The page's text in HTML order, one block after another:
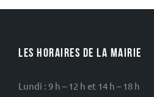
LES HORAIRES DE LA MAIRIE
Lundi : 9 h – 12 h et 14 h – 18 h